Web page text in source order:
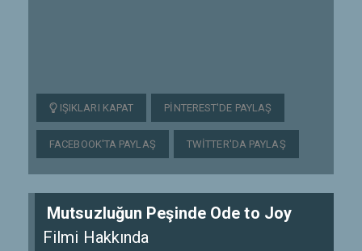
IŞIKLARI KAPAT PINTEREST'DE PAYLAŞ
FACEBOOK'TA PAYLAŞ TWITTER'DA PAYLAŞ
Mutsuzluğun Peşinde Ode to Joy
Filmi Hakkında